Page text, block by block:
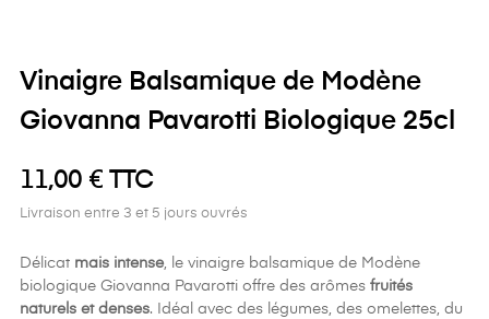
Vinaigre Balsamique de Modène
Giovanna Pavarotti Biologique 25cl
11,00 € TTC
Livraison entre 3 et 5 jours ouvrés
Délicat mais intense, le vinaigre balsamique de Modène
biologique Giovanna Pavarotti offre des arômes fruités
naturels et denses. Idéal avec des légumes, des omelettes, du